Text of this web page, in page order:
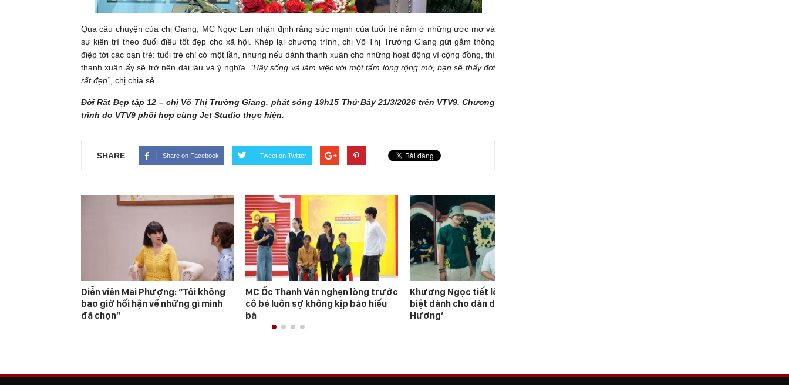
Qua câu chuyện của chị Giang, MC Ngọc Lan nhận định rằng sức mạnh của tuổi trẻ nằm ở những ước mơ và
sự kiên trì theo đuổi điều tốt đẹp cho xã hội. Khép lại chương trình, chị Võ Thị Trường Giang gửi gắm thông
điệp tới các bạn trẻ: tuổi trẻ chỉ có một lần, nhưng nếu dành thanh xuân cho những hoạt động vì cộng đồng, thì
thanh xuân ấy sẽ trở nên dài lâu và ý nghĩa. “Hãy sống và làm việc với một tấm lòng rộng mở, bạn sẽ thấy đời
rất đẹp”, chị chia sẻ.
Đời Rất Đẹp tập 12 – chị Võ Thị Trường Giang, phát sóng 19h15 Thứ Bảy 21/3/2026 trên VTV9. Chương
trình do VTV9 phối hợp cùng Jet Studio thực hiện.
SHARE Share on Facebook Tweet on Twitter
Diễn viên Mai Phượng: “Tôi không
bao giờ hối hận về những gì mình
đã chọn”
MC Ốc Thanh Vân nghẹn lòng trước
cô bé luôn sợ không kịp báo hiếu
bà
Khương Ngọc tiết lộ “bài tập” đặc
biệt dành cho dàn diễn viên ‘Lên
Hương’